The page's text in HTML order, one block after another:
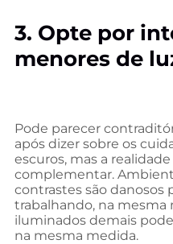
3. Opte por
menores de
Pode parecer
após dizer sobre os
escuros, mas a
complementar.
contrastes são danosos
trabalhando, na
iluminados demais
na mesma medida.